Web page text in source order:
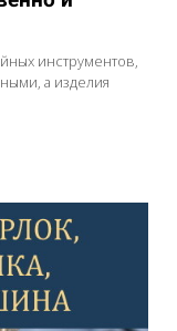
инструментов,
а изделия